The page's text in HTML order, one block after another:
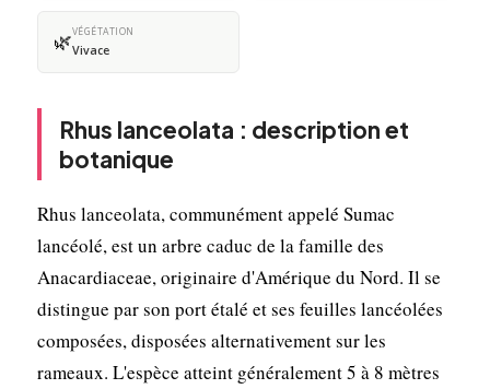
🌿VÉGÉTATION
Vivace
Rhus lanceolata : description et
botanique
Rhus lanceolata, communément appelé Sumac
lancéolé, est un arbre caduc de la famille des
Anacardiaceae, originaire d'Amérique du Nord. Il se
distingue par son port étalé et ses feuilles lancéolées
composées, disposées alternativement sur les
rameaux. L'espèce atteint généralement 5 à 8 mètres